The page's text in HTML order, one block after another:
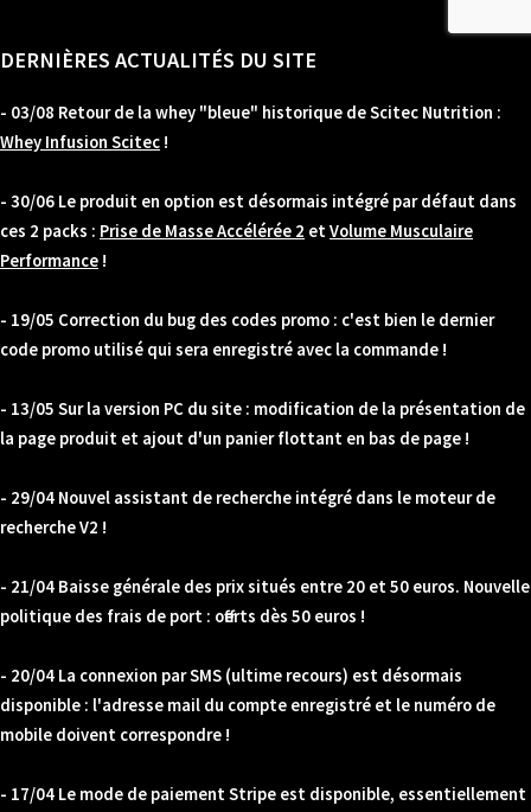
DERNIÈRES ACTUALITÉS DU SITE
- 03/08 Retour de la whey "bleue" historique de Scitec Nutrition :
Whey Infusion Scitec !
- 30/06 Le produit en option est désormais intégré par défaut dans
ces 2 packs : Prise de Masse Accélérée 2 etVolume Musculaire
Performance !
- 19/05 Correction du bug des codes promo : c'est bien le dernier
code promo utilisé qui sera enregistré avec la commande !
- 13/05 Sur la version PC du site : modification de la présentation de
la page produit et ajout d'un panier flottant en bas de page !
- 29/04 Nouvel assistant de recherche intégré dans le moteur de
recherche V2 !
- 21/04 Baisse générale des prix situés entre 20 et 50 euros. Nouvelle
politique des frais de port : offerts dès 50 euros !
- 20/04 La connexion par SMS (ultime recours) est désormais
disponible : l'adresse mail du compte enregistré et le numéro de
mobile doivent correspondre !
- 17/04 Le mode de paiement Stripe est disponible, essentiellement